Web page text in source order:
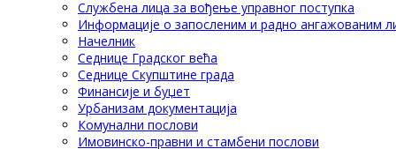
Службена лица за вођење управног поступка
Информације о запосленим и радно ангажованим
Начелник
Седнице Градског већа
Седнице Скупштине града
Финансије и буџет
Урбанизам документација
Комунални послови
Имовинско-правни и стамбени послови